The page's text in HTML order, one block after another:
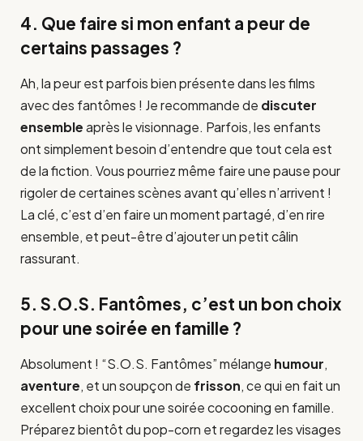
4. Que faire si mon enfant a peur de
certains passages ?
Ah, la peur est parfois bien présente dans les films
avec des fantômes ! Je recommande de discuter
ensembleaprès le visionnage. Parfois, les enfants
ont simplement besoin d’entendre que tout cela est
de la fiction. Vous pourriez même faire une pause pour
rigoler de certaines scènes avant qu’elles n’arrivent !
La clé, c’est d’en faire un moment partagé, d’en rire
ensemble, et peut-être d’ajouter un petit câlin
rassurant.
5. S.O.S. Fantômes, c’est un bon choix
pour une soirée en famille ?
Absolument ! “S.O.S. Fantômes” mélange humour,
aventure, et un soupçon de frisson, ce qui en fait un
excellent choix pour une soirée cocooning en famille.
Préparez bientôt du pop-corn et regardez les visages